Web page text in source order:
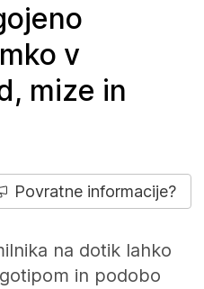
v
mize in
Povratne informacije?
na dotik lahko
in podobo